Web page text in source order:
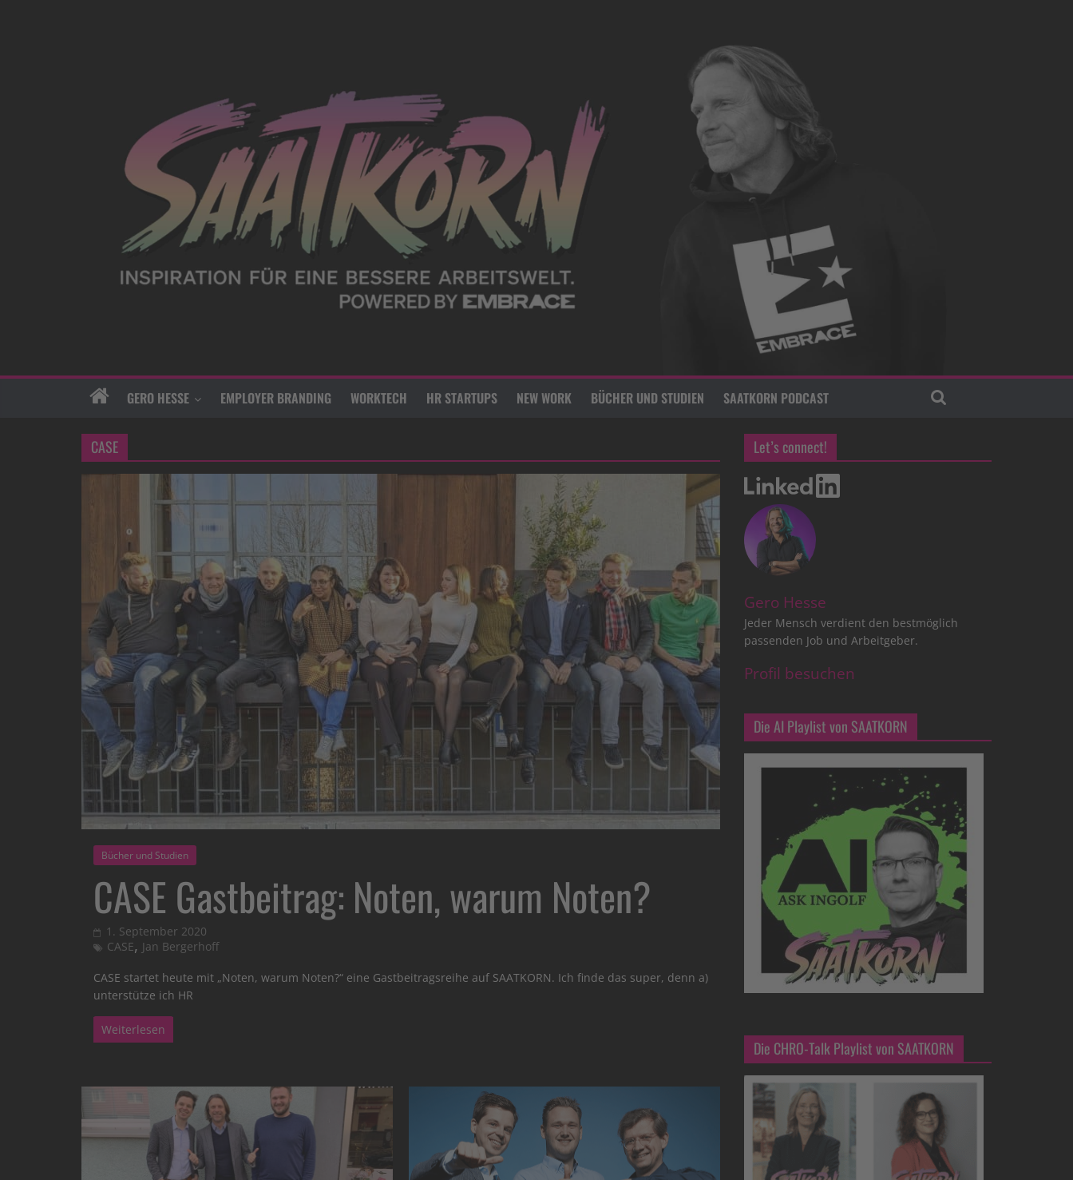
GERO HESSE EMPLOYER BRANDING WORKTECH HR STARTUPS NEW WORK BÜCHER UND STUDIEN SAATKORN PODCAST
CASE
Bücher und Studien
CASE Gastbeitrag: Noten, warum Noten?
1. September 2020
CASE, Jan Bergerhoff
CASE startet heute mit „Noten, warum Noten?“ eine Gastbeitragsreihe auf SAATKORN. Ich finde das super, denn a)
unterstütze ich HR
Weiterlesen
Let’s connect!
Gero Hesse
Jeder Mensch verdient den bestmöglich
passenden Job und Arbeitgeber.
Profil besuchen
Die AI Playlist von SAATKORN
Die CHRO-Talk Playlist von SAATKORN